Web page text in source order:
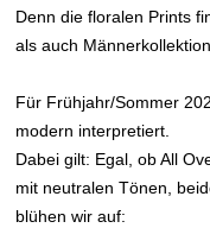
Denn die floralen Prints
als auch
Für Frühjahr/Sommer
modern interpretiert.
Dabei gilt: Egal, ob All
mit neutralen Tönen,
blühen wir auf: